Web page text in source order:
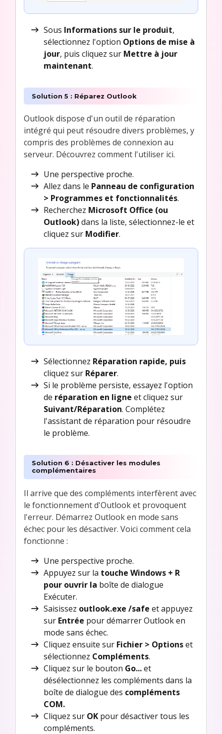
Sous Informations sur le produit,
sélectionnez l'option Options de mise à
jour, puis cliquez sur Mettre à jour
maintenant.
Solution 5 : Réparez Outlook
Outlook dispose d'un outil de réparation
intégré qui peut résoudre divers problèmes, y
compris des problèmes de connexion au
serveur. Découvrez comment l'utiliser ici.
Une perspective proche.
Allez dans le Panneau de configuration
> Programmes et fonctionnalités.
Recherchez Microsoft Office (ou
Outlook)dans la liste, sélectionnez-le et
cliquez sur Modifier.
Sélectionnez Réparation rapide, puis
cliquez sur Réparer.
Si le problème persiste, essayez l'option
de réparation en ligne et cliquez sur
Suivant/Réparation. Complétez
l'assistant de réparation pour résoudre
le problème.
Solution 6 : Désactiver les modules
complémentaires
Il arrive que des compléments interfèrent avec
le fonctionnement d'Outlook et provoquent
l'erreur. Démarrez Outlook en mode sans
échec pour les désactiver. Voici comment cela
fonctionne :
Une perspective proche.
Appuyez sur la touche Windows + R
pour ouvrir la boîte de dialogue
Exécuter.
Saisissez outlook.exe /safe et appuyez
sur Entrée pour démarrer Outlook en
mode sans échec.
Cliquez ensuite sur Fichier > Optionset
sélectionnez Compléments.
Cliquez sur le bouton Go...et
désélectionnez les compléments dans la
boîte de dialogue des compléments
COM.
Cliquez sur OK pour désactiver tous les
compléments.